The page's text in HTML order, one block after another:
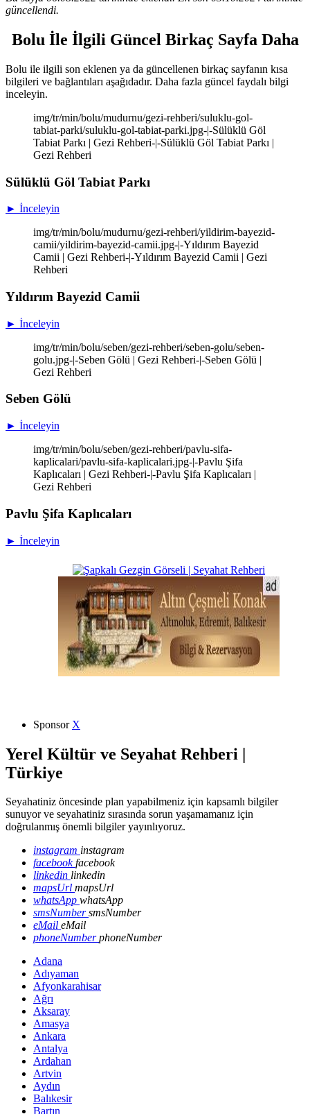
güncellendi.
Bolu İle İlgili Güncel Birkaç Sayfa Daha
Bolu ile ilgili son eklenen ya da güncellenen birkaç sayfanın kısa
bilgileri ve bağlantıları aşağıdadır. Daha fazla güncel faydalı bilgi
inceleyin.
img/tr/min/bolu/mudurnu/gezi-rehberi/suluklu-gol-
tabiat-parki/suluklu-gol-tabiat-parki.jpg-|-Sülüklü Göl
Tabiat Parkı | Gezi Rehberi-|-Sülüklü Göl Tabiat Parkı |
Gezi Rehberi
Sülüklü Göl Tabiat Parkı
► İnceleyin
img/tr/min/bolu/mudurnu/gezi-rehberi/yildirim-bayezid-
camii/yildirim-bayezid-camii.jpg-|-Yıldırım Bayezid
Camii | Gezi Rehberi-|-Yıldırım Bayezid Camii | Gezi
Rehberi
Yıldırım Bayezid Camii
► İnceleyin
img/tr/min/bolu/seben/gezi-rehberi/seben-golu/seben-
golu.jpg-|-Seben Gölü | Gezi Rehberi-|-Seben Gölü |
Gezi Rehberi
Seben Gölü
► İnceleyin
img/tr/min/bolu/seben/gezi-rehberi/pavlu-sifa-
kaplicalari/pavlu-sifa-kaplicalari.jpg-|-Pavlu Şifa
Kaplıcaları | Gezi Rehberi-|-Pavlu Şifa Kaplıcaları |
Gezi Rehberi
Pavlu Şifa Kaplıcaları
► İnceleyin
Sponsor X
Yerel Kültür ve Seyahat Rehberi |
Türkiye
Seyahatiniz öncesinde plan yapabilmeniz için kapsamlı bilgiler
sunuyor ve seyahatiniz sırasında sorun yaşamamanız için
doğrulanmış önemli bilgiler yayınlıyoruz.
instagram instagram
facebookfacebook
linkedin linkedin
mapsUrl mapsUrl
whatsApp whatsApp
smsNumbersmsNumber
eMail eMail
phoneNumberphoneNumber
Adana
Adıyaman
Afyonkarahisar
Ağrı
Aksaray
Amasya
Ankara
Antalya
Ardahan
Artvin
Aydın
Balıkesir
Bartın